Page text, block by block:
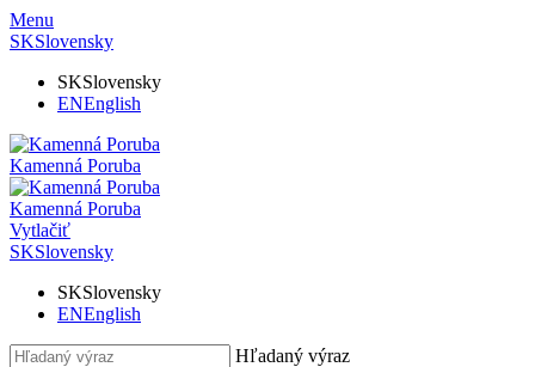
Menu
SKSlovensky
SKSlovensky
ENEnglish
Kamenná Poruba
Kamenná Poruba
Vytlačiť
SKSlovensky
SKSlovensky
ENEnglish
Hľadaný výraz